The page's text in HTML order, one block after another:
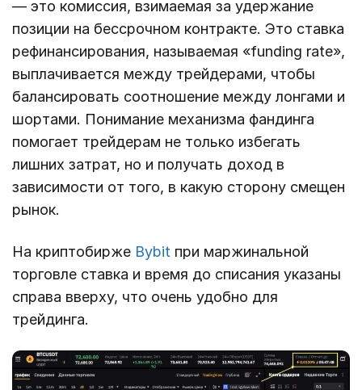
— это комиссия, взимаемая за удержание
позиции на бессрочном контракте. Это ставка
рефинансирования, называемая «funding rate»,
выплачивается между трейдерами, чтобы
балансировать соотношение между лонгами и
шортами. Понимание механизма фандинга
помогает трейдерам не только избегать
лишних затрат, но и получать доход в
зависимости от того, в какую сторону смещен
рынок.
На криптобирже Bybit при маржинальной
торговле ставка и время до списания указаны
справа вверху, что очень удобно для
трейдинга.